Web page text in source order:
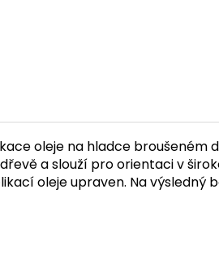
oleje na hladce broušeném
a slouží pro orientaci v
oleje upraven. Na výsledný